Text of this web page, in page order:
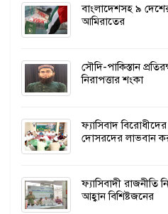
বাংলাদেশসহ ৯
আমিরাতের
সৌদি-পাকিস্তান
নিরাপত্তার শংকা
ফ্যাসিবাদ
দোসরদের লাভবান
ফ্যাসিবাদী রাজনীতি
আহ্বান বিশিষ্টজনের